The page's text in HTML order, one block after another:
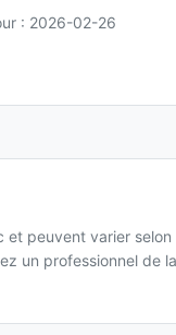
: 2026-02-26
peuvent varier
un professionnel de